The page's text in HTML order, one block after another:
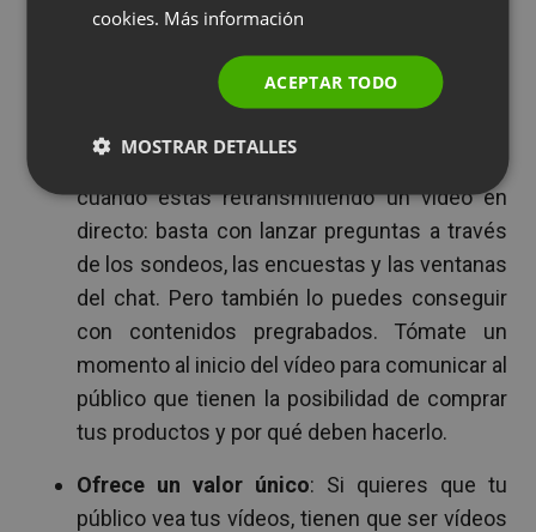
Estos son algunos consejos para crear mejores
Anímales a participar: Las mejores
por la
. Esto es fácil
cuando estás retransmitiendo un vídeo en
directo: basta con lanzar preguntas a través
de los sondeos, las encuestas y las ventanas
del chat. Pero también lo puedes conseguir
con contenidos pregrabados. Tómate un
momento al inicio del vídeo para comunicar al
público que tienen la posibilidad de comprar
tus productos y por qué deben hacerlo.
Ofrece un valor único: Si quieres que tu
público vea tus vídeos, tienen que ser vídeos
RUSSIAN
SPANISH
cookies. Más información
ACEPTAR TODO
MOSTRAR DETALLES